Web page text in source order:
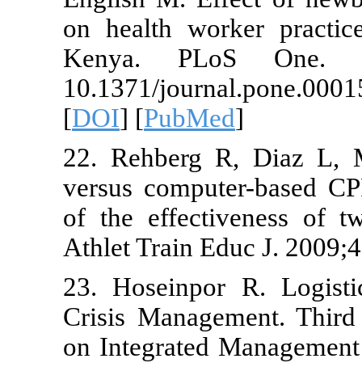
on health
Kenya.
10.1371/
[DOI
22.
versus
of the
Athlet Train
23.
Crisis
on Integrated